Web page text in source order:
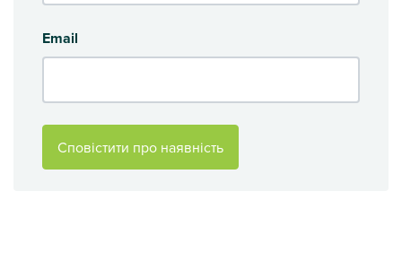
Email
Сповістити про наявність